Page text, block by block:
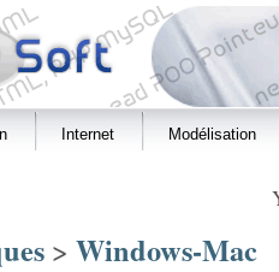
Internet Modélisation
> Windows-Mac